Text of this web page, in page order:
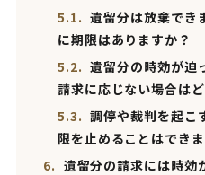
5.1. 遺留分は放棄でき
に期限はありますか？
5.2. 遺留分の時効が迫
請求に応じない場合は
5.3. 調停や裁判を起こ
限を止めることはでき
6. 遺留分の請求には時効